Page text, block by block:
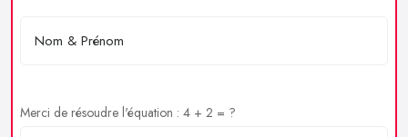
Merci de résoudre l'équation : 4 + 2 = ?